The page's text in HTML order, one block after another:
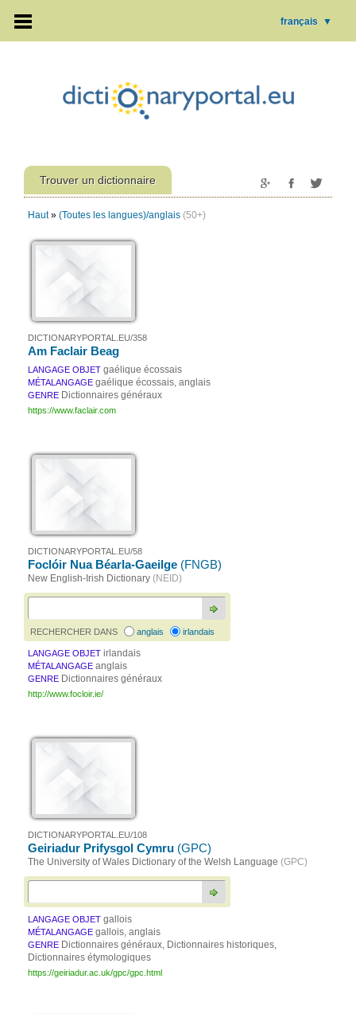
français ▼
Trouver un dictionnaire
Haut» (Toutes les langues)/anglais (50+)
DICTIONARYPORTAL.EU/358
Am Faclair Beag
LANGAGE OBJET gaélique écossais
MÉTALANGAGE gaélique écossais, anglais
GENRE Dictionnaires généraux
https://www.faclair.com
DICTIONARYPORTAL.EU/58
Foclóir Nua Béarla-Gaeilge (FNGB)
New English-Irish Dictionary (NEID)
RECHERCHER DANS anglais irlandais
LANGAGE OBJET irlandais
MÉTALANGAGE anglais
GENRE Dictionnaires généraux
http://www.focloir.ie/
DICTIONARYPORTAL.EU/108
Geiriadur Prifysgol Cymru (GPC)
The University of Wales Dictionary of the Welsh Language (GPC)
LANGAGE OBJET gallois
MÉTALANGAGE gallois, anglais
GENRE Dictionnaires généraux, Dictionnaires historiques,
Dictionnaires étymologiques
https://geiriadur.ac.uk/gpc/gpc.html